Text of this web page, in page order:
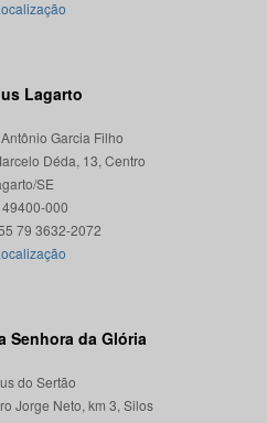
Lagarto
Garcia Filho
Déda, 13, Centro
SE
000
Senhora da Glória
do Sertão
Jorge Neto, km 3, Silos